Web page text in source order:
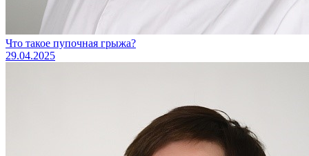
Что такое пупочная грыжа?
29.04.2025